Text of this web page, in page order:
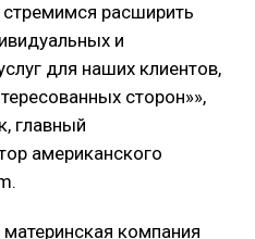
расширить
и
для наших клиентов,
сторон»»,
главный
американского
компания